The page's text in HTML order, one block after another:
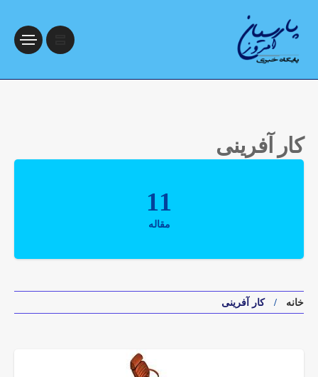
کار آفرینی
11
مقاله
خانه کار آفرینی